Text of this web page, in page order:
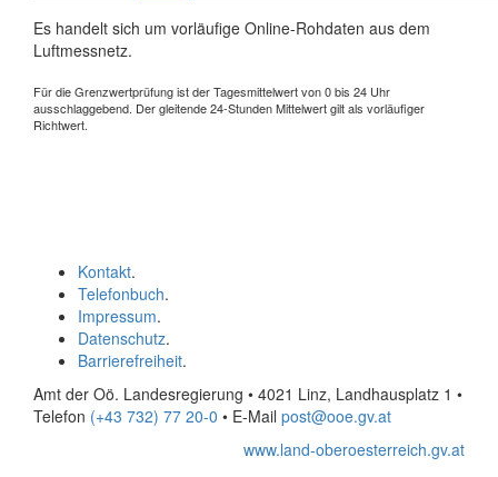
Es handelt sich um vorläufige Online-Rohdaten aus dem
Luftmessnetz.
Für die Grenzwertprüfung ist der Tagesmittelwert von 0 bis 24 Uhr
ausschlaggebend. Der gleitende 24-Stunden Mittelwert gilt als vorläufiger
Richtwert.
Kontakt.
Telefonbuch.
Impressum.
Datenschutz.
Barrierefreiheit.
Amt der Oö. Landesregierung • 4021 Linz, Landhausplatz 1 •
Telefon (+43 732) 77 20-0 • E-Mail post@ooe.gv.at
www.land-oberoesterreich.gv.at